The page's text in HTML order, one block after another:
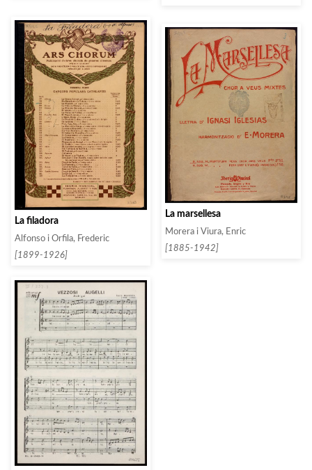
La filadora
Alfonso i Orfila, Frederic
[1899-1926]
La marsellesa
Morera i Viura, Enric
[1885-1942]